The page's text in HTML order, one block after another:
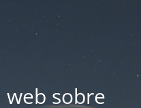
sobre